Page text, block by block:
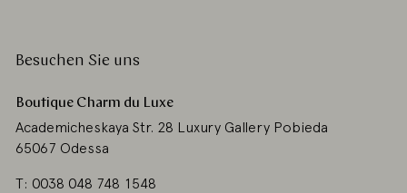
Besuchen Sie uns
Boutique Charm du Luxe
Academicheskaya Str. 28 Luxury Gallery Pobieda
65067 Odessa
T: 0038 048 748 1548